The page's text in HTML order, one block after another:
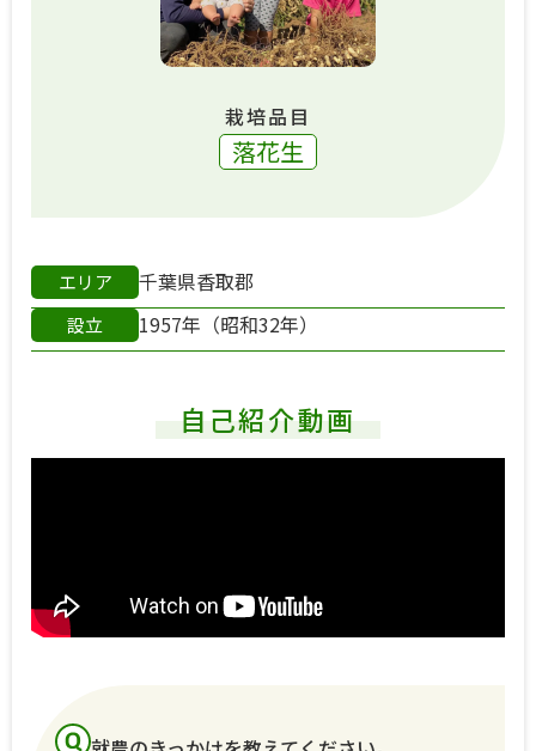
栽培品目
落花生
エリア 千葉県香取郡
設立 1957年（昭和32年）
自己紹介動画